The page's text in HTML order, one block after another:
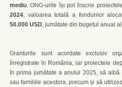
mediu. ONG-urile își pot înscrie
2024, valoarea totală a fondurilor
50.000 USD, jumătate din bugetul anual
Granturile sunt acordate exclusiv
înregistrate în România, iar proiectele
în prima jumătate a anului 2025, să
sau familiile acestora, precum și să